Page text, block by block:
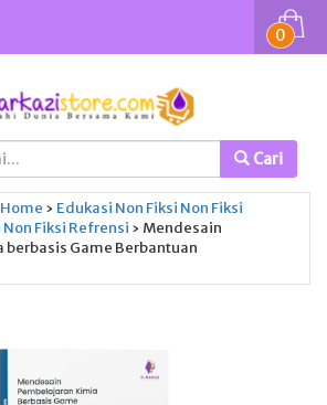
Cari
0
Home › Edukasi Non Fiksi Non Fiksi
Non Fiksi Refrensi › Mendesain
Game Berbantuan